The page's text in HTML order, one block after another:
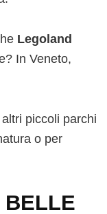
Legoland
In Veneto,
piccoli parchi
o per
BELLE